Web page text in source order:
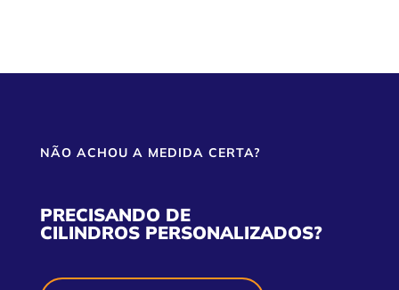
NÃO ACHOU A MEDIDA CERTA?
PRECISANDO DE
CILINDROS PERSONALIZADOS?